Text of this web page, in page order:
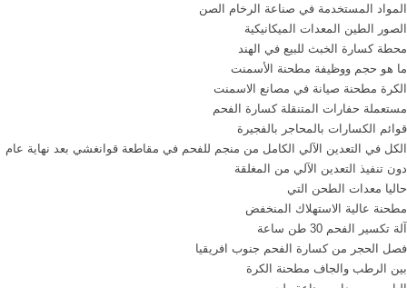
المواد المستخدمة في صناعة الرخام الصن
الصور الطين المعدات الميكانيكية
محطة كسارة الخبث للبيع في الهند
ما هو حجم ووظيفة مطحنة الأسمنت
الكرة مطحنة صيانة في مصانع الاسمنت
مستعملة حفارات المتنقلة كسارة الفحم
قوائم الكسارات بالمحاجر بالفجيرة
الكل في التعدين الآلي الكامل من منجم للفحم في مقاطعة قوانغشي بعد نهاية عام
دون تنفيذ التعدين الآلي من المغلقة
حاليا معدات الطحن التي
مطحنة عالية الاستهلاك المنخفض
آلة تكسير الفحم 30 طن ساعة
فصل الحجر من كسارة الفحم جنوب افريقيا
بين الرطب والجاف مطحنة الكرة